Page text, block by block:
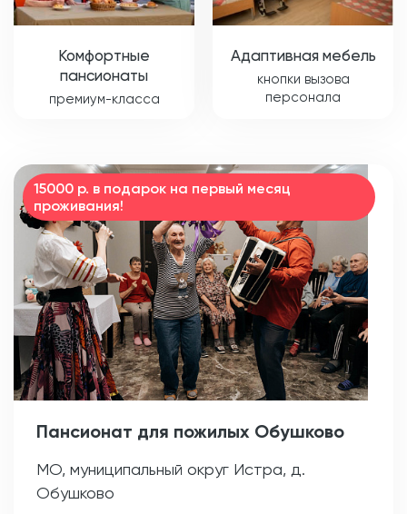
Комфортные
пансионаты
премиум-класса
Адаптивная мебель
кнопки вызова
персонала
15000 р. в подарок на первый месяц
проживания!
Пансионат для пожилых Обушково
МО, муниципальный округ Истра, д.
Обушково